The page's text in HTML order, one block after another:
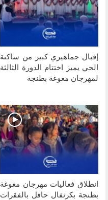
إقبال جماهيري كبير من ساكنة
الحي يميز اختتام الدورة الثالثة
لمهرجان مغوغة بطنجة
انطلاق فعاليات مهرجان مغوغة
بطنجة بكرنفال حافل بالفقرات